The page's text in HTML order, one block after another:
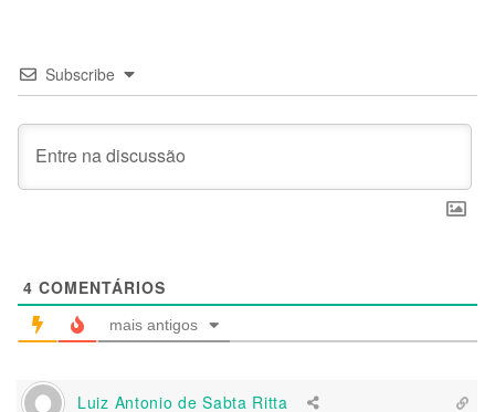
Subscribe
4 COMENTÁRIOS
mais antigos
Luiz Antonio de Sabta Ritta